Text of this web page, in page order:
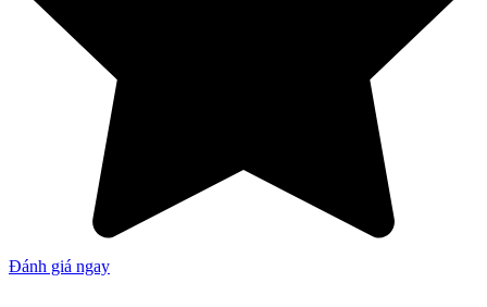
Đánh giá ngay